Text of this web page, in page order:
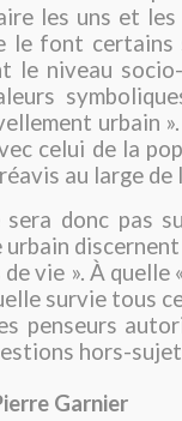
les uns et les
le font certains
le niveau
urbain
celui de la
au large de
sera donc pas
urbain
de vie ». À
survie tous
penseurs
hors-
Garnier